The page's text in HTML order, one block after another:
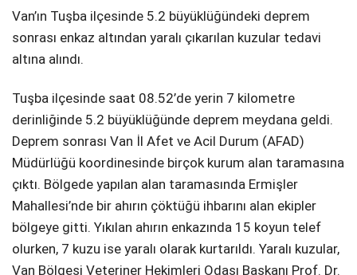
Instagram
Van’ın Tuşba ilçesinde 5.2 büyüklüğündeki deprem
sonrası enkaz altından yaralı çıkarılan kuzular tedavi
altına alındı.
Tuşba ilçesinde saat 08.52’de yerin 7 kilometre
derinliğinde 5.2 büyüklüğünde deprem meydana geldi.
Deprem sonrası Van İl Afet ve Acil Durum (AFAD)
Müdürlüğü koordinesinde birçok kurum alan taramasına
çıktı. Bölgede yapılan alan taramasında Ermişler
Mahallesi’nde bir ahırın çöktüğü ihbarını alan ekipler
bölgeye gitti. Yıkılan ahırın enkazında 15 koyun telef
olurken, 7 kuzu ise yaralı olarak kurtarıldı. Yaralı kuzular,
Van Bölgesi Veteriner Hekimleri Odası Başkanı Prof. Dr.